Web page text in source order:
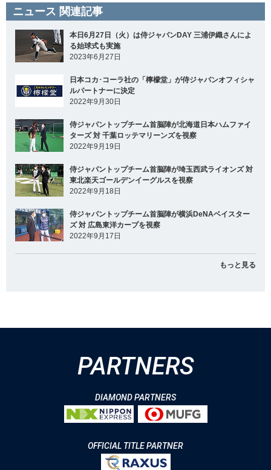
ニュース 関連記事
本日6月27日（火）は侍ジャパンDAY 三浦伊織さんによ
る始球式も実施
2023年6月27日
日本コカ･コーラ社の「檸檬堂」が侍ジャパンオフィシャ
ルパートナーに決定
2022年9月30日
侍ジャパントップチーム首脳陣が北海道日本ハムファイ
ターズ 対 千葉ロッテマリーンズを視察
2022年9月19日
侍ジャパントップチーム首脳陣が埼玉西武ライオンズ 対
東北楽天ゴールデンイーグルスを視察
2022年9月18日
侍ジャパントップチーム首脳陣が横浜DeNAベイスター
ズ 対 広島東洋カープを視察
2022年9月17日
もっと見る
PARTNERS
DIAMOND PARTNERS
OFFICIAL TITLE PARTNER